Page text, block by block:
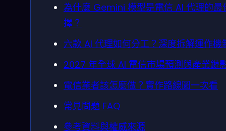
為什麼 Gemini 模型是電信 AI 代理的最
擇？
六款 AI 代理如何分工？深度拆解運作機
2027 年全球 AI 電信市場預測與產業鏈
電信業者該怎麼做？實作路線圖一次看
常見問題 FAQ
參考資料與權威來源